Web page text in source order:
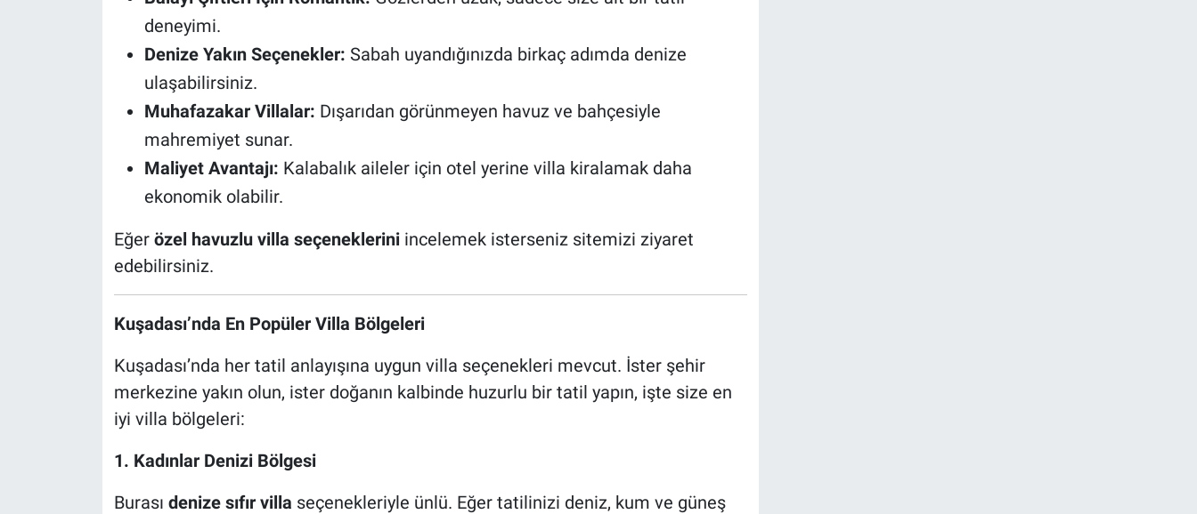
deneyimi.
Denize Yakın Seçenekler: Sabah uyandığınızda birkaç adımda denize
ulaşabilirsiniz.
Muhafazakar Villalar: Dışarıdan görünmeyen havuz ve bahçesiyle
mahremiyet sunar.
Maliyet Avantajı: Kalabalık aileler için otel yerine villa kiralamak daha
ekonomik olabilir.
Eğer özel havuzlu villa seçenekleriniincelemek isterseniz sitemizi ziyaret
edebilirsiniz.
Kuşadası’nda En Popüler Villa Bölgeleri
Kuşadası’nda her tatil anlayışına uygun villa seçenekleri mevcut. İster şehir
merkezine yakın olun, ister doğanın kalbinde huzurlu bir tatil yapın, işte size en
iyi villa bölgeleri:
1. Kadınlar Denizi Bölgesi
Burası denize sıfır villa seçenekleriyle ünlü. Eğer tatilinizi deniz, kum ve güneş